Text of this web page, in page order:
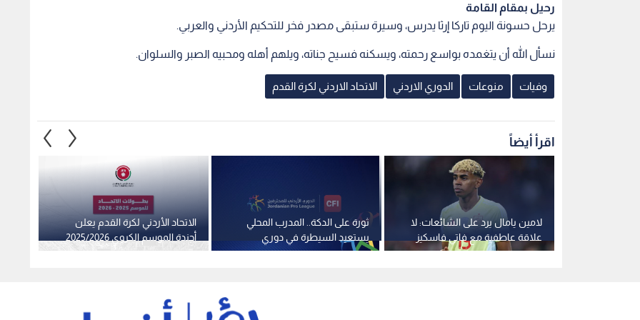
رحيل بمقام القامة
يرحل حسونة اليوم تاركا إرثا يدرس، وسيرة ستبقى مصدر فخر للتحكيم الأردني والعربي.
نسأل الله أن يتغمده بواسع رحمته، ويسكنه فسيح جناته، ويلهم أهله ومحبيه الصبر والسلوان.
وفيات منوعات الدوري الاردني الاتحاد الاردني لكرة القدم
اقرأ أيضاً
الاتحاد الأردني لكرة القدم يعلن
أجندة الموسم الكروي 2025/2026
ثورة على الدكة.. المدرب المحلي
يستعيد السيطرة في دوري
المحترفين
لامين يامال يرد على الشائعات: لا
علاقة عاطفية مع فاتي فاسكيز